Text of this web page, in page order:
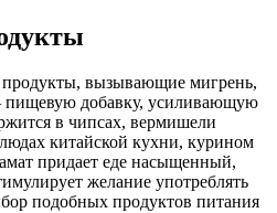
вызывающие мигрень,
пищевую добавку, усиливающую
в чипсах, вермишели
китайской кухни, курином
придает еде насыщенный,
желание употреблять
подобных продуктов питания